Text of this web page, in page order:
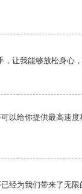
让我能够放松身心，
以给你提供最高速
经为我们带来了无限